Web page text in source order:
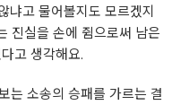
냐고 물어볼지도 모르겠지
진실을 손에 쥠으로써 남은
고 생각해요.
는 소송의 승패를 가르는 결